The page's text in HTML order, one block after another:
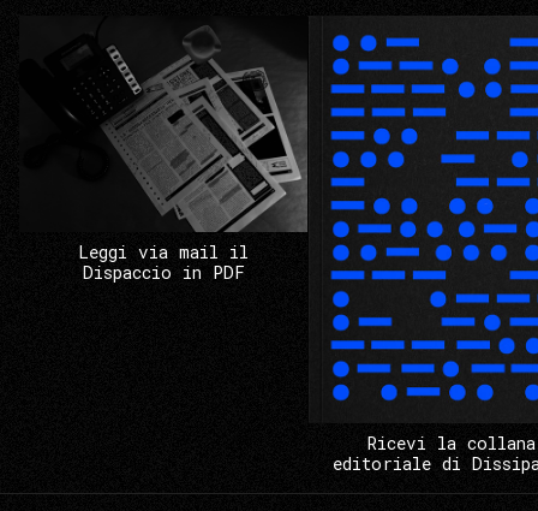
Leggi via mail il
Dispaccio in PDF
Ricevi la collana
editoriale di